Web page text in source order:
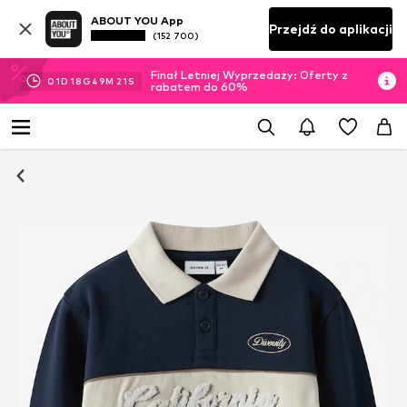
ABOUT YOU App
(152 700) Przejdź do aplikacji
01D 18 G 49M 20S
Finał Letniej Wyprzedaży: Oferty z
rabatem do 60%